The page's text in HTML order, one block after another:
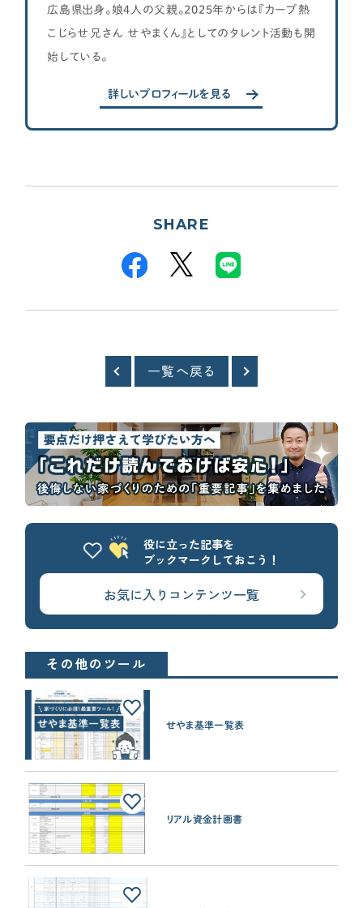
広島県出身。娘4人の父親。2025年からは『カープ熱
こじらせ兄さん せやまくん』としてのタレント活動も開
始している。
詳しいプロフィールを見る
SHARE
一覧へ戻る
役に立った記事を
ブックマークしておこう！
お気に入りコンテンツ一覧
その他のツール
せやま基準一覧表
リアル資金計画書